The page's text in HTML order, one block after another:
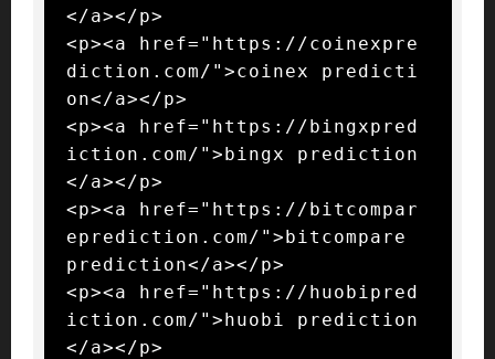
</a></p>
<p><a href="https://coinexpre
diction.com/">coinex predicti
on</a></p>
<p><a href="https://bingxpred
iction.com/">bingx prediction
</a></p>
<p><a href="https://bitcompar
eprediction.com/">bitcompare
prediction</a></p>
<p><a href="https://huobipred
iction.com/">huobi prediction
</a></p>